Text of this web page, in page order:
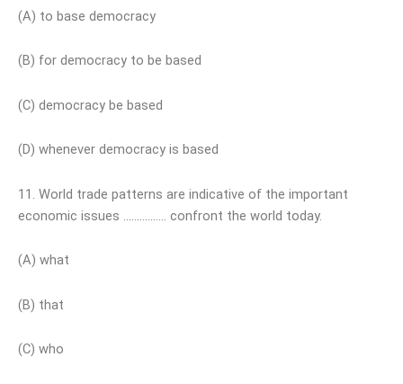
(A) to base democracy
(B) for democracy to be based
(C) democracy be based
(D) whenever democracy is based
11. World trade patterns are indicative of the important
economic issues ……………. confront the world today.
(A) what
(B) that
(C) who